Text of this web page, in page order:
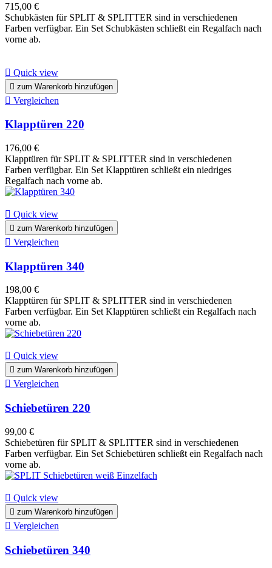
715,00 €
Schubkästen für SPLIT & SPLITTER sind in verschiedenen
Farben verfügbar. Ein Set Schubkästen schließt ein Regalfach nach
vorne ab.
 Quick view
 zum Warenkorb hinzufügen
 Vergleichen
Klapptüren 220
176,00 €
Klapptüren für SPLIT & SPLITTER sind in verschiedenen
Farben verfügbar. Ein Set Klapptüren schließt ein niedriges
Regalfach nach vorne ab.
 Quick view
 zum Warenkorb hinzufügen
 Vergleichen
Klapptüren 340
198,00 €
Klapptüren für SPLIT & SPLITTER sind in verschiedenen
Farben verfügbar. Ein Set Klapptüren schließt ein Regalfach nach
vorne ab.
 Quick view
 zum Warenkorb hinzufügen
 Vergleichen
Schiebetüren 220
99,00 €
Schiebetüren für SPLIT & SPLITTER sind in verschiedenen
Farben verfügbar. Ein Set Schiebetüren schließt ein Regalfach nach
vorne ab.
 Quick view
 zum Warenkorb hinzufügen
 Vergleichen
Schiebetüren 340